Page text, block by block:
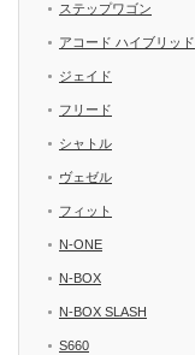
ステップワゴン
アコード ハイブリッド
ジェイド
フリード
シャトル
ヴェゼル
フィット
N-ONE
N-BOX
N-BOX SLASH
S660